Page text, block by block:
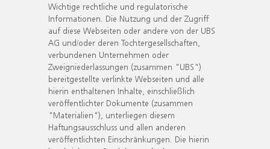
Wichtige rechtliche und regulatorische
Informationen. Die Nutzung und der Zugriff
auf diese Webseiten oder andere von der UBS
AG und/oder deren Tochtergesellschaften,
verbundenen Unternehmen oder
Zweigniederlassungen (zusammen "UBS")
bereitgestellte verlinkte Webseiten und alle
hierin enthaltenen Inhalte, einschließlich
veröffentlichter Dokumente (zusammen
"Materialien"), unterliegen diesem
Haftungsausschluss und allen anderen
veröffentlichten Einschränkungen. Die hierin